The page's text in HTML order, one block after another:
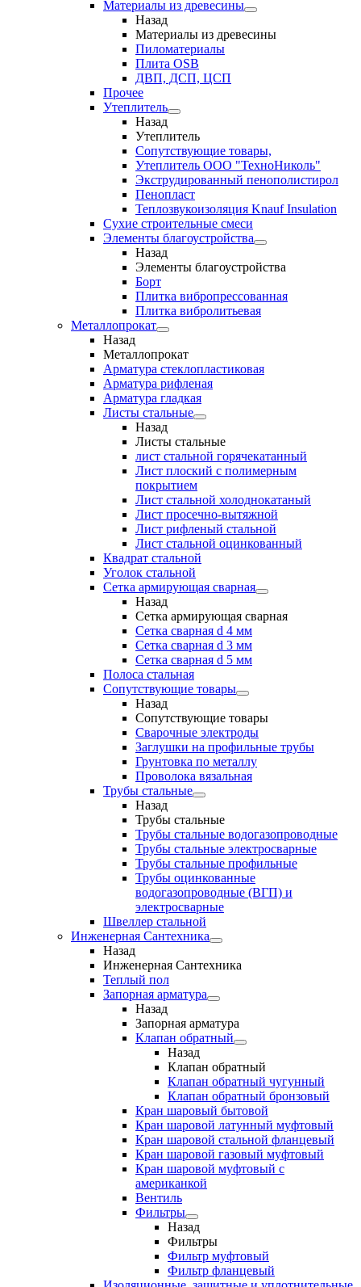
Материалы из древесины
Назад
Материалы из древесины
Пиломатериалы
Плита OSB
ДВП, ДСП, ЦСП
Прочее
Утеплитель
Назад
Утеплитель
Сопутствующие товары,
Утеплитель ООО "ТехноНиколь"
Экструдированный пенополистирол
Пенопласт
Теплозвукоизоляция Knauf Insulation
Сухие строительные смеси
Элементы благоустройства
Назад
Элементы благоустройства
Борт
Плитка вибропрессованная
Плитка вибролитьевая
Металлопрокат
Назад
Металлопрокат
Арматура стеклопластиковая
Арматура рифленая
Арматура гладкая
Листы стальные
Назад
Листы стальные
лист стальной горячекатанный
Лист плоский с полимерным
покрытием
Лист стальной холоднокатаный
Лист просечно-вытяжной
Лист рифленый стальной
Лист стальной оцинкованный
Квадрат стальной
Уголок стальной
Сетка армирующая сварная
Назад
Сетка армирующая сварная
Сетка сварная d 4 мм
Сетка сварная d 3 мм
Сетка сварная d 5 мм
Полоса стальная
Сопутствующие товары
Назад
Сопутствующие товары
Сварочные электроды
Заглушки на профильные трубы
Грунтовка по металлу
Проволока вязальная
Трубы стальные
Назад
Трубы стальные
Трубы стальные водогазопроводные
Трубы стальные электросварные
Трубы стальные профильные
Трубы оцинкованные
водогазопроводные (ВГП) и
электросварные
Швеллер стальной
Инженерная Сантехника
Назад
Инженерная Сантехника
Теплый пол
Запорная арматура
Назад
Запорная арматура
Клапан обратный
Назад
Клапан обратный
Клапан обратный чугунный
Клапан обратный бронзовый
Кран шаровый бытовой
Кран шаровой латунный муфтовый
Кран шаровой стальной фланцевый
Кран шаровой газовый муфтовый
Кран шаровой муфтовый с
американкой
Вентиль
Фильтры
Назад
Фильтры
Фильтр муфтовый
Фильтр фланцевый